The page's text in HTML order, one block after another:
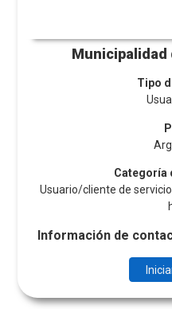
Municipalidad
Tipo
Categoría
Usuario/cliente de
Información de